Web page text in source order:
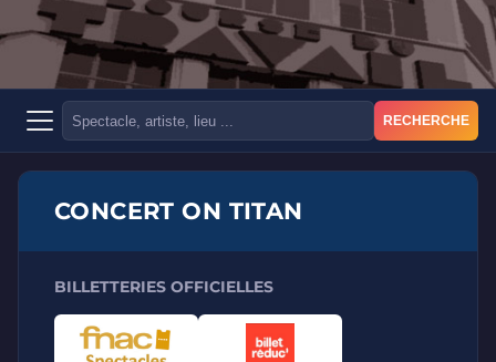
RECHERCHE
CONCERT ON TITAN
BILLETTERIES OFFICIELLES